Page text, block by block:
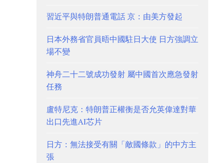
習近平與特朗普通電話 京：由美方發起
日本外務省官員晤中國駐日大使 日方強調立
場不變
神舟二十二號成功發射 屬中國首次應急發射
任務
盧特尼克：特朗普正權衡是否允英偉達對華
出口先進AI芯片
日方：無法接受有關「敵國條款」的中方主
張